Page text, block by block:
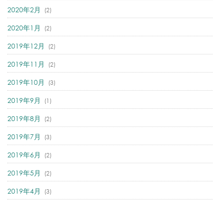
2020年2月 (2)
2020年1月 (2)
2019年12月 (2)
2019年11月 (2)
2019年10月 (3)
2019年9月 (1)
2019年8月 (2)
2019年7月 (3)
2019年6月 (2)
2019年5月 (2)
2019年4月 (3)